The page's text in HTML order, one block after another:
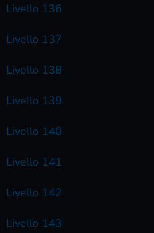
Livello 136
Livello 137
Livello 138
Livello 139
Livello 140
Livello 141
Livello 142
Livello 143